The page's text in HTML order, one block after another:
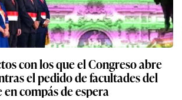
con los que el Congreso abre
el pedido de facultades del
compás de espera